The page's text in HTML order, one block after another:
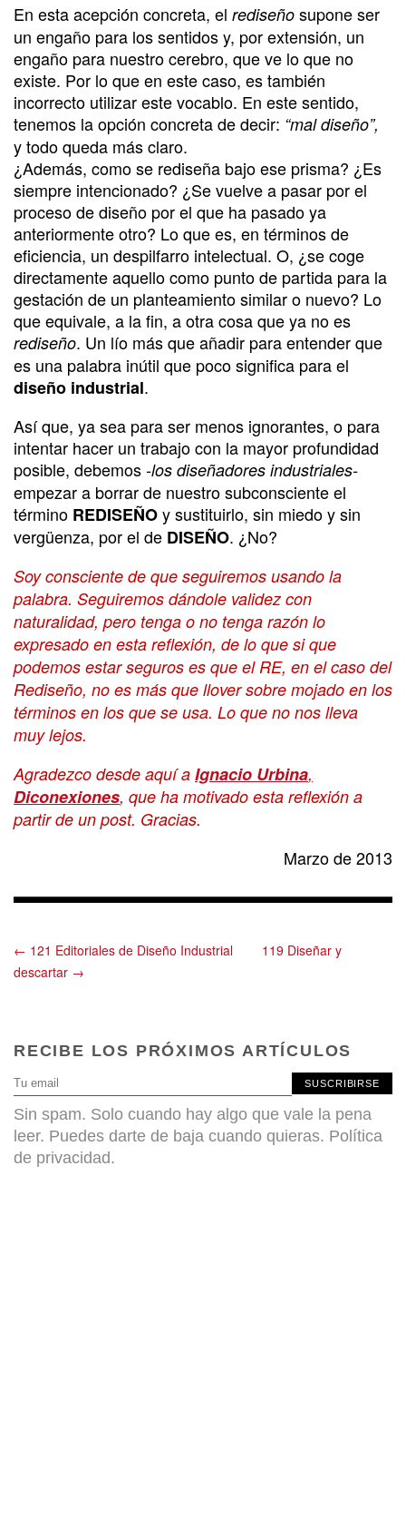
En esta acepción concreta, el rediseño supone ser
un engaño para los sentidos y, por extensión, un
engaño para nuestro cerebro, que ve lo que no
existe. Por lo que en este caso, es también
incorrecto utilizar este vocablo. En este sentido,
tenemos la opción concreta de decir: “mal diseño”,
y todo queda más claro.
¿Además, como se rediseña bajo ese prisma? ¿Es
siempre intencionado? ¿Se vuelve a pasar por el
proceso de diseño por el que ha pasado ya
anteriormente otro? Lo que es, en términos de
eficiencia, un despilfarro intelectual. O, ¿se coge
directamente aquello como punto de partida para la
gestación de un planteamiento similar o nuevo? Lo
que equivale, a la fin, a otra cosa que ya no es
rediseño. Un lío más que añadir para entender que
es una palabra inútil que poco significa para el
diseño industrial.
Así que, ya sea para ser menos ignorantes, o para
intentar hacer un trabajo con la mayor profundidad
posible, debemos -los diseñadores industriales-
empezar a borrar de nuestro subconsciente el
término REDISEÑOy sustituirlo, sin miedo y sin
vergüenza, por el de DISEÑO. ¿No?
Soy consciente de que seguiremos usando la
palabra. Seguiremos dándole validez con
naturalidad, pero tenga o no tenga razón lo
expresado en esta reflexión, de lo que si que
podemos estar seguros es que el RE, en el caso del
Rediseño, no es más que llover sobre mojado en los
términos en los que se usa. Lo que no nos lleva
muy lejos.
Agradezco desde aquí a Ignacio Urbina,
Diconexiones, que ha motivado esta reflexión a
partir de un post. Gracias.
Marzo de 2013
← 121 Editoriales de Diseño Industrial
119 Diseñar y
descartar →
RECIBE LOS PRÓXIMOS ARTÍCULOS
SUSCRIBIRSE
Sin spam. Solo cuando hay algo que vale la pena
leer. Puedes darte de baja cuando quieras. Política
de privacidad.